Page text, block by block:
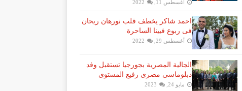
أغسطس 11, 2022
احمد شاكر يخطف قلب نورهان ريحان
فى ربوع فيينا الساحرة
أغسطس 29, 2022
الجالية المصرية بجورجيا تستقبل وفد
دبلوماسى مصرى رفيع المستوى
مايو 24, 2023